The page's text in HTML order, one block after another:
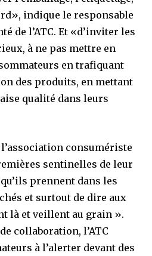
indique le responsable
de l’ATC. Et «d’inviter les
à ne pas mettre en
en trafiquant
des produits, en mettant
qualité dans leurs
consumériste
sentinelles de leur
prennent dans les
et surtout de dire aux
là et veillent au grain ».
collaboration, l’ATC
à l’alerter devant des